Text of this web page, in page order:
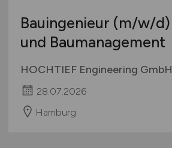
Bauingenieur (m/w/d)
und Baumanagement
HOCHTIEF Engineering GmbH
28.07.2026
Hamburg